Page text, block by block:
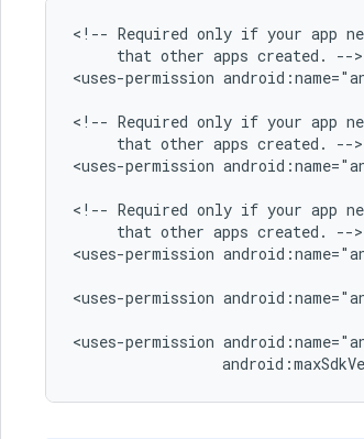
<!-- Required only if your app
that other apps created.
-->
<uses-permission
<!-- Required only if your app
that other apps created.
-->
<uses-permission
<!-- Required only if your app
that other apps created.
-->
<uses-permission
<uses-permission
<uses-permission